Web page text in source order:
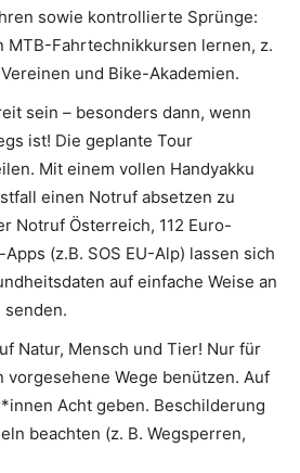
sowie kontrollierte Sprünge:
MTB-Fahrtechnikkursen lernen, z.
und Bike-Akademien.
sein – besonders dann, wenn
ist! Die geplante Tour
Mit einem vollen Handyakku
einen Notruf absetzen zu
Notruf Österreich, 112 Euro-
(z.B. SOS EU-Alp) lassen sich
auf einfache Weise an
Natur, Mensch und Tier! Nur für
vorgesehene Wege benützen. Auf
Acht geben. Beschilderung
beachten (z. B. Wegsperren,